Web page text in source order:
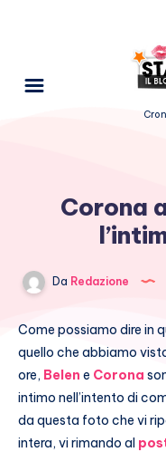
Corona
Da Redazione
Come possiamo dire in
quello che abbiamo
ore, Belen e Corona
intimo nell’intento di
da questa foto che vi
intera, vi rimando al